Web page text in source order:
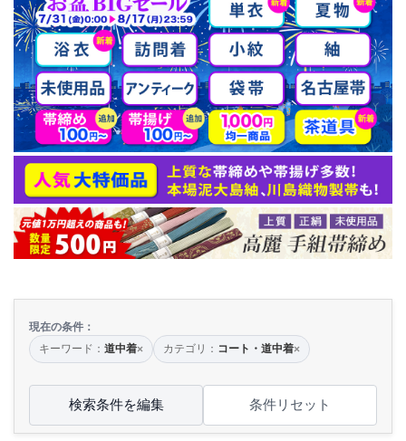
現在の条件：
キーワード： 道中着× カテゴリ： コート・道中着×
検索条件を編集 条件リセット